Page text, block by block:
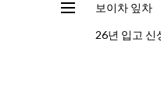
보이차 잎차
26년 입고 신